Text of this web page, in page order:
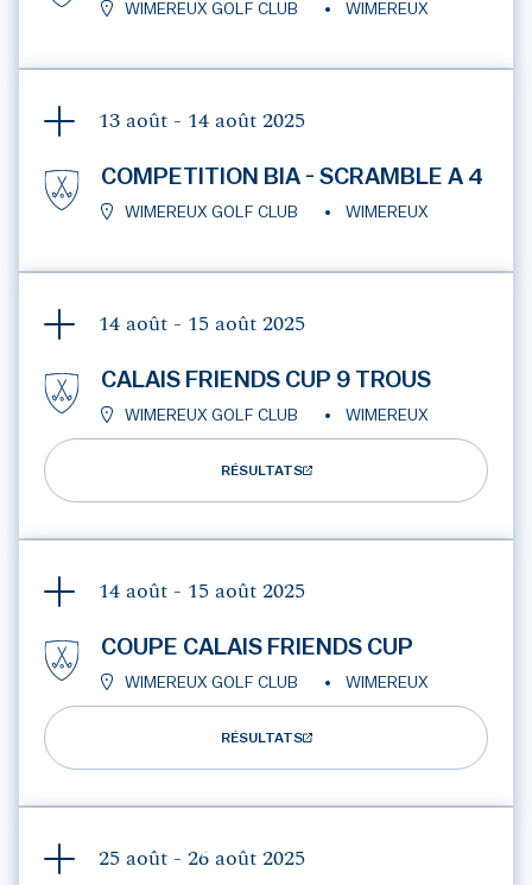
WIMEREUX GOLF CLUB WIMEREUX
13 août - 14 août 2025
COMPETITION BIA - SCRAMBLE A 4
WIMEREUX GOLF CLUB WIMEREUX
14 août - 15 août 2025
CALAIS FRIENDS CUP 9 TROUS
WIMEREUX GOLF CLUB WIMEREUX
RÉSULTATS
14 août - 15 août 2025
COUPE CALAIS FRIENDS CUP
WIMEREUX GOLF CLUB WIMEREUX
RÉSULTATS
25 août - 26 août 2025